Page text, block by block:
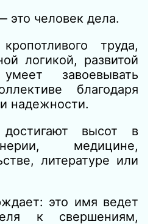
человек дела.
труда,
логикой, развитой
завоевывать
благодаря
надежности.
высот в
медицине,
литературе или
это имя ведет
к свершениям,